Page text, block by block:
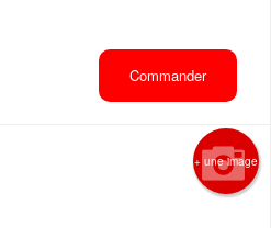
Commander
+ une image